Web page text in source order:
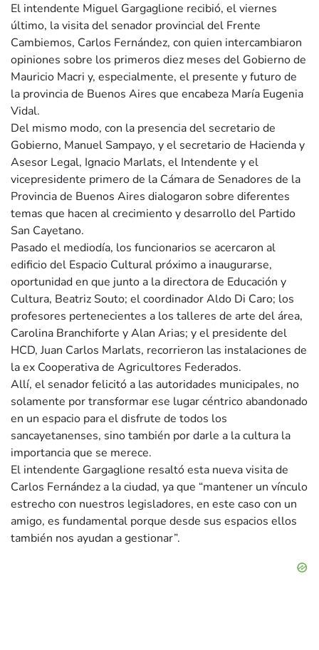
El intendente Miguel Gargaglione recibió, el viernes
último, la visita del senador provincial del Frente
Cambiemos, Carlos Fernández, con quien intercambiaron
opiniones sobre los primeros diez meses del Gobierno de
Mauricio Macri y, especialmente, el presente y futuro de
la provincia de Buenos Aires que encabeza María Eugenia
Vidal.
Del mismo modo, con la presencia del secretario de
Gobierno, Manuel Sampayo, y el secretario de Hacienda y
Asesor Legal, Ignacio Marlats, el Intendente y el
vicepresidente primero de la Cámara de Senadores de la
Provincia de Buenos Aires dialogaron sobre diferentes
temas que hacen al crecimiento y desarrollo del Partido
San Cayetano.
Pasado el mediodía, los funcionarios se acercaron al
edificio del Espacio Cultural próximo a inaugurarse,
oportunidad en que junto a la directora de Educación y
Cultura, Beatriz Souto; el coordinador Aldo Di Caro; los
profesores pertenecientes a los talleres de arte del área,
Carolina Branchiforte y Alan Arias; y el presidente del
HCD, Juan Carlos Marlats, recorrieron las instalaciones de
la ex Cooperativa de Agricultores Federados.
Allí, el senador felicitó a las autoridades municipales, no
solamente por transformar ese lugar céntrico abandonado
en un espacio para el disfrute de todos los
sancayetanenses, sino también por darle a la cultura la
importancia que se merece.
El intendente Gargaglione resaltó esta nueva visita de
Carlos Fernández a la ciudad, ya que “mantener un vínculo
estrecho con nuestros legisladores, en este caso con un
amigo, es fundamental porque desde sus espacios ellos
también nos ayudan a gestionar”.